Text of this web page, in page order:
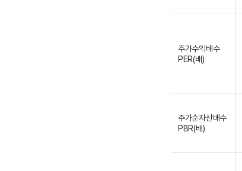
주가수익배수
PER(배)
주가순자산배수
PBR(배)